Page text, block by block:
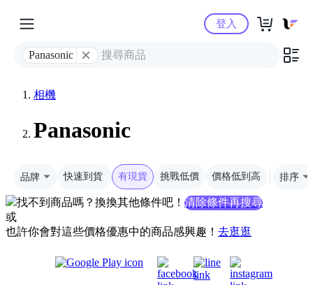
Yahoo購物中心
Panasonic
登入
相機
Panasonic
品牌 快速到貨 有現貨 挑戰低價 價格低到高 排序
找不到商品嗎？換換其他條件吧！ 清除條件再搜尋
或
也許你會對這些價格優惠中的商品感興趣！ 去逛逛